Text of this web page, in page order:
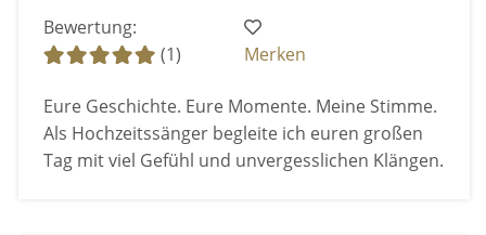
Bewertung:
(1)
Merken
Eure Geschichte. Eure Momente. Meine Stimme.
Als Hochzeitssänger begleite ich euren großen
Tag mit viel Gefühl und unvergesslichen Klängen.